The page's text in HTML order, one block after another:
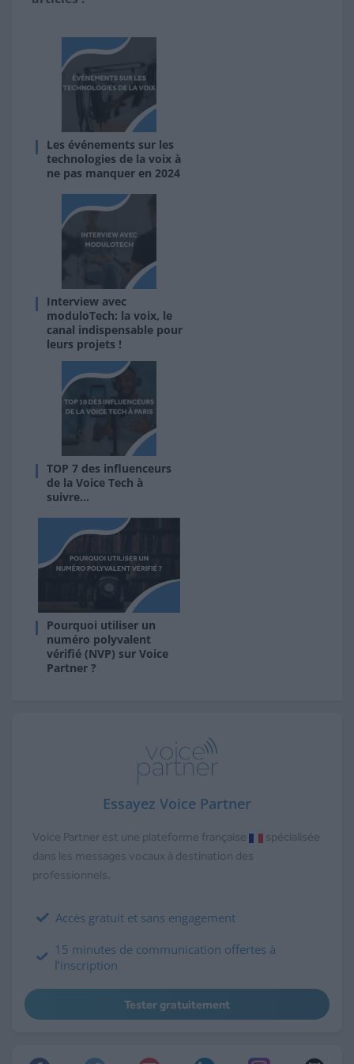
Les événements sur les
technologies de la voix à
ne pas manquer en 2024
Interview avec
moduloTech: la voix, le
canal indispensable pour
leurs projets !
TOP 7 des influenceurs
de la Voice Tech à
suivre…
Pourquoi utiliser un
numéro polyvalent
vérifié (NVP) sur Voice
Partner ?
Essayez Voice Partner
Voice Partner est une plateforme française
spécialisée
dans les messages vocaux à destination des
professionnels.
Accès gratuit et sans engagement
15 minutes de communication offertes à
l’inscription
Tester gratuitement